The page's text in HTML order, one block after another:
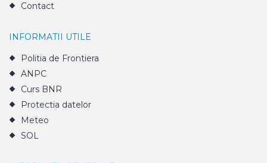
Contact
INFORMATII UTILE
Politia de Frontiera
ANPC
Curs BNR
Protectia datelor
Meteo
SOL